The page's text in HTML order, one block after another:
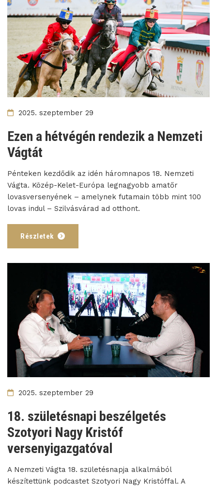
2025. szeptember 29
Ezen a hétvégén rendezik a Nemzeti
Vágtát
Pénteken kezdődik az idén háromnapos 18. Nemzeti
Vágta. Közép-Kelet-Európa legnagyobb amatőr
lovasversenyének – amelynek futamain több mint 100
lovas indul – Szilvásvárad ad otthont.
Részletek
2025. szeptember 29
18. születésnapi beszélgetés
Szotyori Nagy Kristóf
versenyigazgatóval
A Nemzeti Vágta 18. születésnapja alkalmából
készítettünk podcastet Szotyori Nagy Kristóffal. A